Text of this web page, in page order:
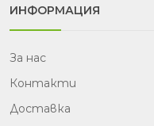
ИНФОРМАЦИЯ
За нас
Контакти
Доставка